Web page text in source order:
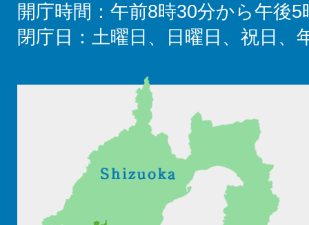
開庁時間：午前8時30分から午後5
閉庁日：土曜日、日曜日、祝日、